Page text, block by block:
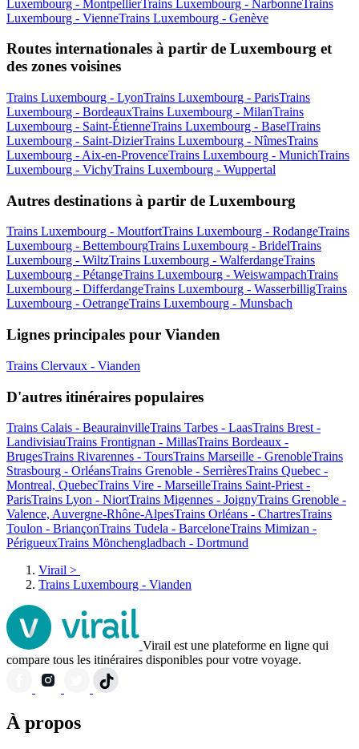
Luxembourg - MontpellierTrains Luxembourg - NarbonneTrains
Luxembourg - VienneTrains Luxembourg - Genève
Routes internationales à partir de Luxembourg et
des zones voisines
Trains Luxembourg - LyonTrains Luxembourg - ParisTrains
Luxembourg - BordeauxTrains Luxembourg - MilanTrains
Luxembourg - Saint-ÉtienneTrains Luxembourg - BaselTrains
Luxembourg - Saint-DizierTrains Luxembourg - NîmesTrains
Luxembourg - Aix-en-ProvenceTrains Luxembourg - MunichTrains
Luxembourg - VichyTrains Luxembourg - Wuppertal
Autres destinations à partir de Luxembourg
Trains Luxembourg - MoutfortTrains Luxembourg - RodangeTrains
Luxembourg - BettembourgTrains Luxembourg - BridelTrains
Luxembourg - WiltzTrains Luxembourg - WalferdangeTrains
Luxembourg - PétangeTrains Luxembourg - WeiswampachTrains
Luxembourg - DifferdangeTrains Luxembourg - WasserbilligTrains
Luxembourg - OetrangeTrains Luxembourg - Munsbach
Lignes principales pour Vianden
Trains Clervaux - Vianden
D'autres itinéraires populaires
Trains Calais - BeaurainvilleTrains Tarbes - LaasTrains Brest -
LandivisiauTrains Frontignan - MillasTrains Bordeaux -
BrugesTrains Rivarennes - ToursTrains Marseille - GrenobleTrains
Strasbourg - OrléansTrains Grenoble - SerrièresTrains Quebec -
Montreal, QuebecTrains Vire - MarseilleTrains Saint-Priest -
ParisTrains Lyon - NiortTrains Migennes - JoignyTrains Grenoble -
Valence, Auvergne-Rhône-AlpesTrains Orléans - ChartresTrains
Toulon - BriançonTrains Tudela - BarceloneTrains Mimizan -
PérigueuxTrains Mönchengladbach - Dortmund
Virail >
Trains Luxembourg - Vianden
Virail est une plateforme en ligne qui
compare tous les itinéraires disponibles pour votre voyage.
À propos